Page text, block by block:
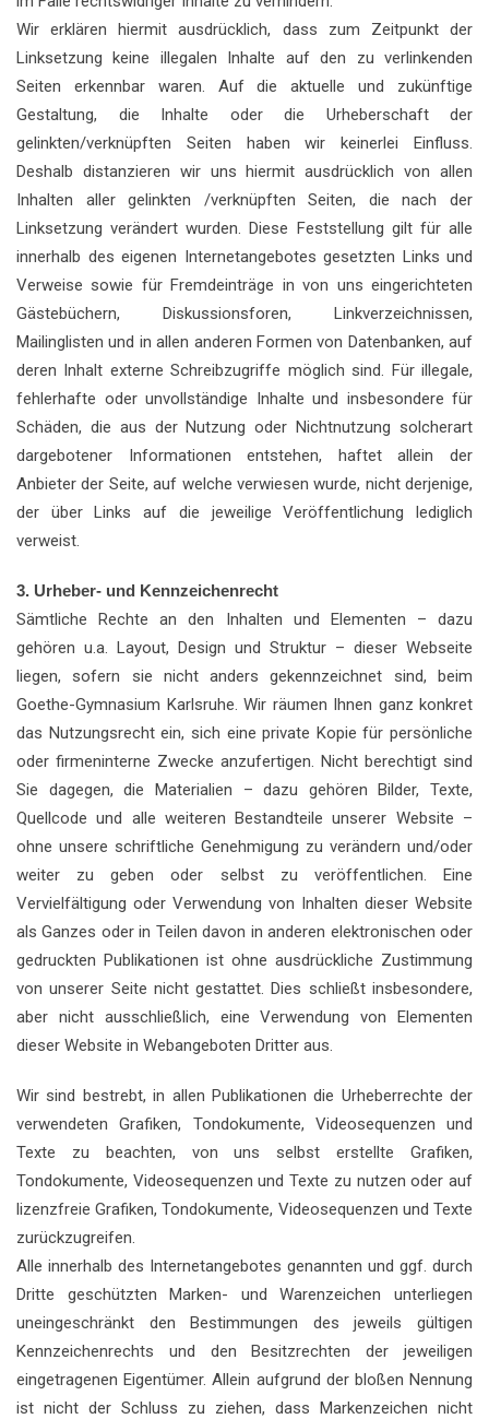
Wir erklären hiermit ausdrücklich, dass zum Zeitpunkt der
Linksetzung keine illegalen Inhalte auf den zu verlinkenden
Seiten erkennbar waren. Auf die aktuelle und zukünftige
Gestaltung, die Inhalte oder die Urheberschaft der
gelinkten/verknüpften Seiten haben wir keinerlei Einfluss.
Deshalb distanzieren wir uns hiermit ausdrücklich von allen
Inhalten aller gelinkten /verknüpften Seiten, die nach der
Linksetzung verändert wurden. Diese Feststellung gilt für alle
innerhalb des eigenen Internetangebotes gesetzten Links und
Verweise sowie für Fremdeinträge in von uns eingerichteten
Gästebüchern, Diskussionsforen, Linkverzeichnissen,
Mailinglisten und in allen anderen Formen von Datenbanken, auf
deren Inhalt externe Schreibzugriffe möglich sind. Für illegale,
fehlerhafte oder unvollständige Inhalte und insbesondere für
Schäden, die aus der Nutzung oder Nichtnutzung solcherart
dargebotener Informationen entstehen, haftet allein der
Anbieter der Seite, auf welche verwiesen wurde, nicht derjenige,
der über Links auf die jeweilige Veröffentlichung lediglich
verweist.
3. Urheber- und Kennzeichenrecht
Sämtliche Rechte an den Inhalten und Elementen – dazu
gehören u.a. Layout, Design und Struktur – dieser Webseite
liegen, sofern sie nicht anders gekennzeichnet sind, beim
Goethe-Gymnasium Karlsruhe. Wir räumen Ihnen ganz konkret
das Nutzungsrecht ein, sich eine private Kopie für persönliche
oder firmeninterne Zwecke anzufertigen. Nicht berechtigt sind
Sie dagegen, die Materialien – dazu gehören Bilder, Texte,
Quellcode und alle weiteren Bestandteile unserer Website –
ohne unsere schriftliche Genehmigung zu verändern und/oder
weiter zu geben oder selbst zu veröffentlichen. Eine
Vervielfältigung oder Verwendung von Inhalten dieser Website
als Ganzes oder in Teilen davon in anderen elektronischen oder
gedruckten Publikationen ist ohne ausdrückliche Zustimmung
von unserer Seite nicht gestattet. Dies schließt insbesondere,
aber nicht ausschließlich, eine Verwendung von Elementen
dieser Website in Webangeboten Dritter aus.
Wir sind bestrebt, in allen Publikationen die Urheberrechte der
verwendeten Grafiken, Tondokumente, Videosequenzen und
Texte zu beachten, von uns selbst erstellte Grafiken,
Tondokumente, Videosequenzen und Texte zu nutzen oder auf
lizenzfreie Grafiken, Tondokumente, Videosequenzen und Texte
zurückzugreifen.
Alle innerhalb des Internetangebotes genannten und ggf. durch
Dritte geschützten Marken- und Warenzeichen unterliegen
uneingeschränkt den Bestimmungen des jeweils gültigen
Kennzeichenrechts und den Besitzrechten der jeweiligen
eingetragenen Eigentümer. Allein aufgrund der bloßen Nennung
ist nicht der Schluss zu ziehen, dass Markenzeichen nicht